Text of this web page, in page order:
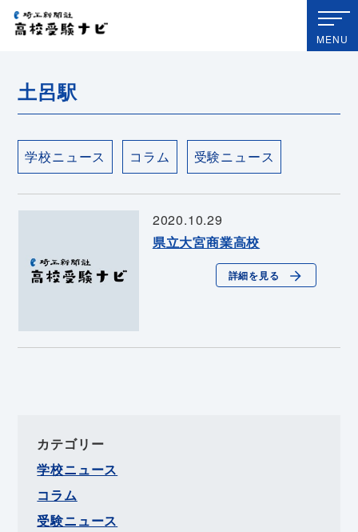
埼玉新聞社 高校受験ナビ
MENU
土呂駅
学校ニュース コラム 受験ニュース
2020.10.29
県立大宮商業高校
詳細を見る
カテゴリー
学校ニュース
コラム
受験ニュース